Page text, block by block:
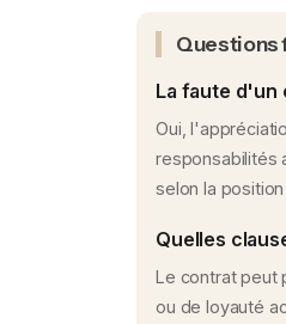
Questions
La faute d'un
Oui,
responsabilités
selon la
Quelles
Le contrat peut
ou de loyauté